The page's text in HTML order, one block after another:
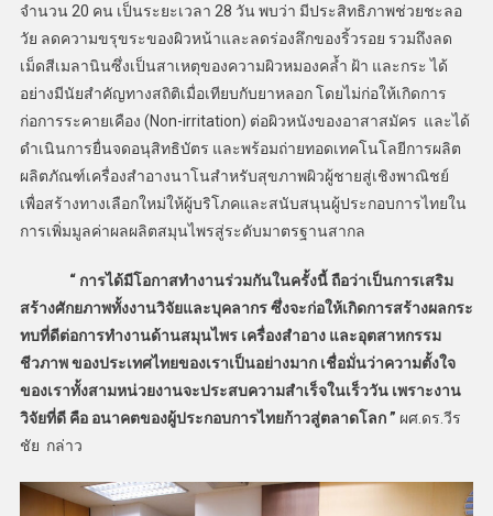
จำนวน 20 คน เป็นระยะเวลา 28 วัน พบว่า มีประสิทธิภาพช่วยชะลอ
วัย ลดความขรุขระของผิวหน้าและลดร่องลึกของริ้วรอย รวมถึงลด
เม็ดสีเมลานินซึ่งเป็นสาเหตุของความผิวหมองคล้ำ ฝ้า และกระ ได้
อย่างมีนัยสำคัญทางสถิติเมื่อเทียบกับยาหลอก โดยไม่ก่อให้เกิดการ
ก่อการระคายเคือง (Non-irritation) ต่อผิวหนังของอาสาสมัคร และได้
ดำเนินการยื่นจดอนุสิทธิบัตร และพร้อมถ่ายทอดเทคโนโลยีการผลิต
ผลิตภัณฑ์เครื่องสำอางนาโนสำหรับสุขภาพผิวผู้ชายสู่เชิงพาณิชย์
เพื่อสร้างทางเลือกใหม่ให้ผู้บริโภคและสนับสนุนผู้ประกอบการไทยใน
การเพิ่มมูลค่าผลผลิตสมุนไพรสู่ระดับมาตรฐานสากล
“ การได้มีโอกาสทำงานร่วมกันในครั้งนี้ ถือว่าเป็นการเสริม
สร้างศักยภาพทั้งงานวิจัยและบุคลากร ซึ่งจะก่อให้เกิดการสร้างผลกระ
ทบที่ดีต่อการทำงานด้านสมุนไพร เครื่องสำอาง และอุตสาหกรรม
ชีวภาพ ของประเทศไทยของเราเป็นอย่างมาก เชื่อมั่นว่าความตั้งใจ
ของเราทั้งสามหน่วยงานจะประสบความสำเร็จในเร็ววัน เพราะงาน
วิจัยที่ดี คือ อนาคตของผู้ประกอบการไทยก้าวสู่ตลาดโลก ” ผศ.ดร.วีร
ชัย กล่าว